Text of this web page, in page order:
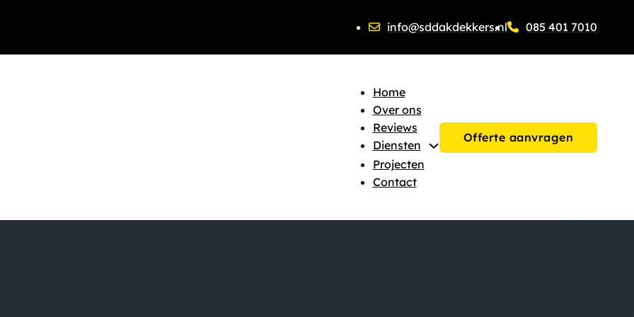
info@sddakdekkers.nl 085 401 7010
Home
Over ons
Reviews
Diensten
Projecten
Contact
Offerte aanvragen